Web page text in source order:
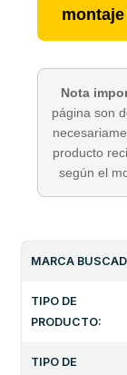
Nota
página son
producto
según el
MARCA
TIPO DE
PRODUCTO:
TIPO DE